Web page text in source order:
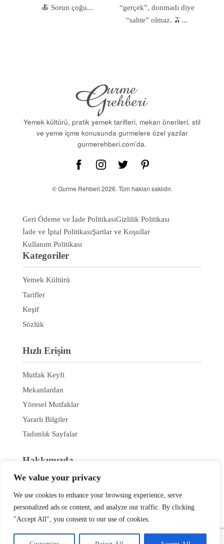
We value your privacy
We use cookies to enhance your browsing experience, serve
personalized ads or content, and analyze our traffic. By clicking
"Accept All", you consent to our use of cookies.
Yemek kültürü, pratik yemek tarifleri, mekan önerileri, stil
ve yeme içme konusunda gurmelere özel yazılar
gurmerehberi.com’da.
© Gurme Rehberi 2026. Tüm hakları saklıdır.
Geri Ödeme ve İade PolitikasıGizlilik Politikası
İade ve İptal PolitikasıŞartlar ve Koşullar
Kullanım Politikası
Kategoriler
Yemek Kültürü
Tarifler
Keşif
Sözlük
Hızlı Erişim
Mutfak Keyfi
Mekanlardan
Yöresel Mutfaklar
Yararlı Bilgiler
Tadımlık Sayfalar
Hakkımızda
Hakkımızda
Haber Bülteni / RSS